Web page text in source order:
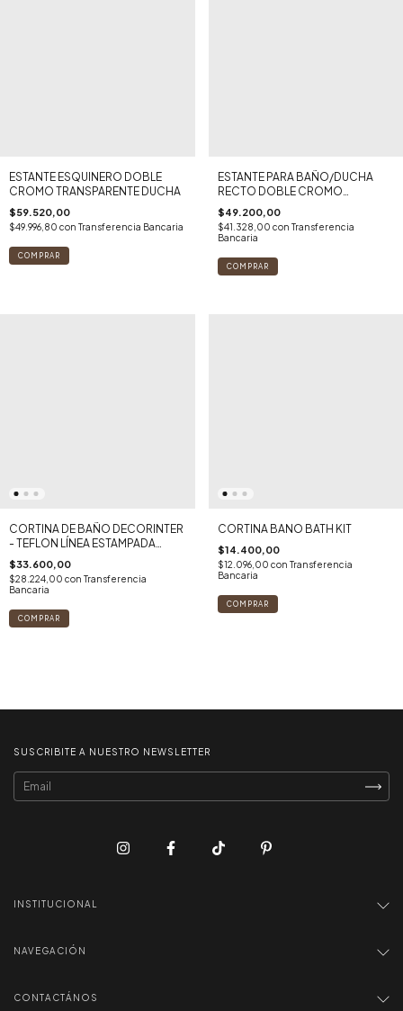
ESTANTE ESQUINERO DOBLE
CROMO TRANSPARENTE DUCHA
$59.520,00
$49.996,80 con Transferencia Bancaria
ESTANTE PARA BAÑO/DUCHA
RECTO DOBLE CROMO
TRANSPARENTE
$49.200,00
$41.328,00 con Transferencia
Bancaria
CORTINA DE BAÑO DECORINTER
- TEFLON LÍNEA ESTAMPADA
(HOTEL FINEZZA)
$33.600,00
$28.224,00 con Transferencia
Bancaria
CORTINA BANO BATH KIT
$14.400,00
$12.096,00 con Transferencia
Bancaria
SUSCRIBITE A NUESTRO NEWSLETTER
INSTITUCIONAL
NAVEGACIÓN
CONTACTÁNOS